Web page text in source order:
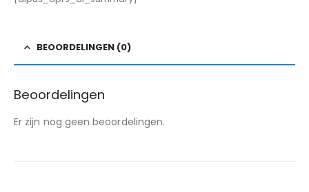
BEOORDELINGEN (0)
Beoordelingen
Er zijn nog geen beoordelingen.